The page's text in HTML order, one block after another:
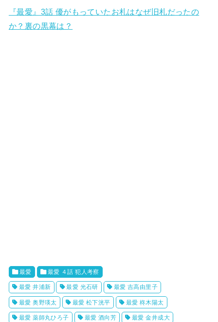
『最愛』3話 優がもっていたお札はなぜ旧札だったの
か？裏の黒幕は？
最愛 最愛 ４話 犯人考察
最愛 井浦新 最愛 光石研 最愛 吉高由里子
最愛 奥野瑛太 最愛 松下洸平 最愛 柊木陽太
最愛 薬師丸ひろ子 最愛 酒向芳 最愛 金井成大